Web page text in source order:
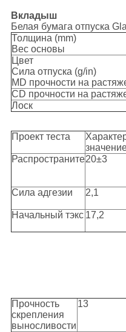
Вкладыш
Белая бумага отпуска
Толщина (mm)
Вес основы
Цвет
Сила отпуска (g/in)
MD прочности на
CD прочности на
Лоск
Проект теста
Распространите20±3
Сила адгезии 2,1
Начальный тэкс 17,2
Прочность
скрепления
выносливости
13